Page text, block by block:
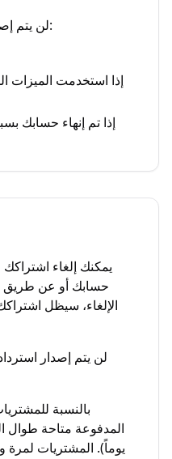
لن يتم إصدار استرداد في الحالات التالية:
إذا استخدمت
إذا تم إنهاء حسابك
يمكنك إلغاء
حسابك أو عن طريق
الإلغاء، سيظل
لن يتم إصدار
بالنسبة
يوماً). المشتريات لمرة